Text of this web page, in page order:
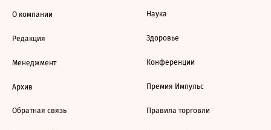
О компании
Редакция
Менеджмент
Архив
Обратная связь
Наука
Здоровье
Конференции
Премия Импульс
Правила торговли